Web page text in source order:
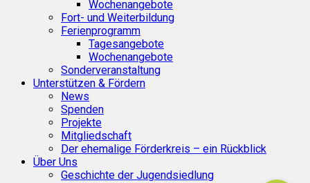
Wochenangebote
Fort- und Weiterbildung
Ferienprogramm
Tagesangebote
Wochenangebote
Sonderveranstaltung
Unterstützen & Fördern
News
Spenden
Projekte
Mitgliedschaft
Der ehemalige Förderkreis – ein Rückblick
Über Uns
Geschichte der Jugendsiedlung